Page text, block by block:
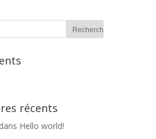
récents
dans Hello world!